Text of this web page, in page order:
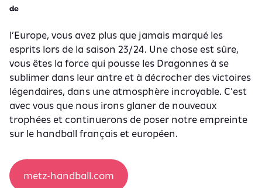
de
l’Europe, vous avez plus que jamais marqué les
esprits lors de la saison 23/24. Une chose est sûre,
vous êtes la force qui pousse les Dragonnes à se
sublimer dans leur antre et à décrocher des victoires
légendaires, dans une atmosphère incroyable. C’est
avec vous que nous irons glaner de nouveaux
trophées et continuerons de poser notre empreinte
sur le handball français et européen.
metz-handball.com